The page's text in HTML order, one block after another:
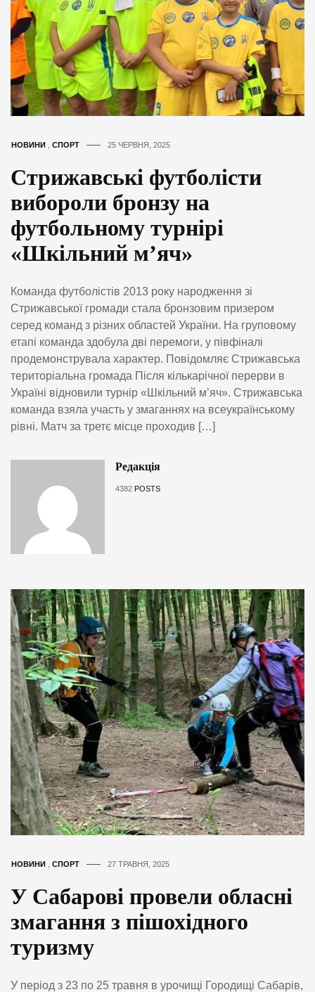
НОВИНИ СПОРТ 25 ЧЕРВНЯ, 2025
Стрижавські футболісти
вибороли бронзу на
футбольному турнірі
«Шкільний м’яч»
Команда футболістів 2013 року народження зі
Стрижавської громади стала бронзовим призером
серед команд з різних областей України. На груповому
етапі команда здобула дві перемоги, у півфіналі
продемонструвала характер. Повідомляє Стрижавська
територіальна громада Після кількарічної перерви в
Україні відновили турнір «Шкільний м’яч». Стрижавська
команда взяла участь у змаганнях на всеукраїнському
рівні. Матч за третє місце проходив […]
Редакція
4382 POSTS
НОВИНИ СПОРТ 27 ТРАВНЯ, 2025
У Сабарові провели обласні
змагання з пішохідного
туризму
У період з 23 по 25 травня в урочищі Городищі Сабарів,